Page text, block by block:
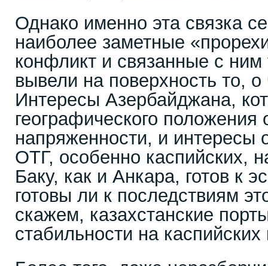
Однако именно эта связка
наиболее заметные
конфликт и связанные с
вывели на поверхность то,
Интересы Азербайджана,
географического положения
напряженности, и интересы
ОТГ, особенно каспийских,
Баку, как и Анкара, готов к
готовы ли к последствиям
скажем, казахстанские
стабильности на